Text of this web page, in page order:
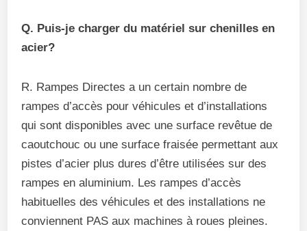
Q. Puis-je charger du matériel sur chenilles en
acier?
R. Rampes Directes a un certain nombre de
rampes d’accès pour véhicules et d’installations
qui sont disponibles avec une surface revêtue de
caoutchouc ou une surface fraisée permettant aux
pistes d’acier plus dures d’être utilisées sur des
rampes en aluminium. Les rampes d’accès
habituelles des véhicules et des installations ne
conviennent PAS aux machines à roues pleines.